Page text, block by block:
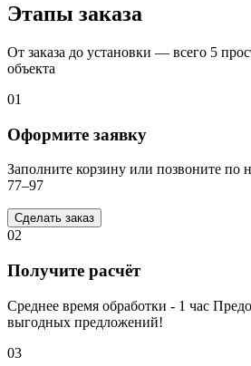
Этапы заказа
От заказа до установки — всего 5
объекта
01
Оформите заявку
Заполните корзину или позвоните по
77–97
Сделать заказ
02
Получите расчёт
Среднее время обработки - 1 час
выгодных предложений!
03